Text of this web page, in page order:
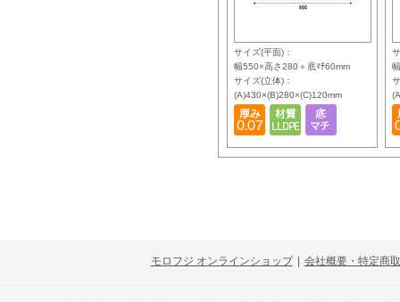
サイズ(平面)：
幅550×高さ280＋底ﾏﾁ60mm
サイズ(立体)：
(A)430×(B)280×(C)120mm
モロフジ オンラインショップ 会社概要・特定商